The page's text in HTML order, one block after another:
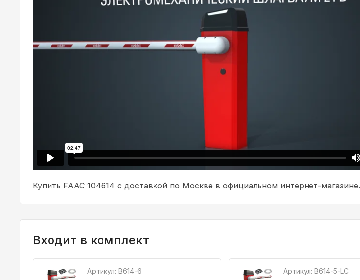
Купить FAAC 104614 с доставкой по Москве в официальном интернет-магазине.
Входит в комплект
Артикул: B614-6 Артикул: B614-5-LC